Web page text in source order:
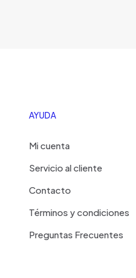
AYUDA
Mi cuenta
Servicio al cliente
Contacto
Términos y condiciones
Preguntas Frecuentes